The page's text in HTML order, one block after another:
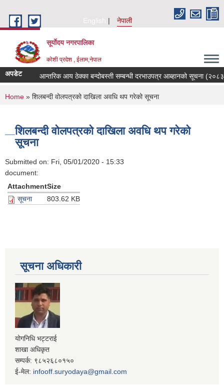
English
नेपाली
सूर्याेदय नगरपालिका
कोशी प्रदेश , ईलाम,नेपाल
अपडेट आन्तरिक आय ठेक्का बन्दोबस्ती सम्बन्धी दरभाउपत्र आब्हानको सूचना
You are here
Home » शिलबन्दी वोलपत्रको दाखिला अवधि थप गरेको सूचना
शिलबन्दी वोलपत्रको दाखिला अवधि थप गरेको
सूचना
Submitted on: Fri, 05/01/2020 - 15:33
document:
AttachmentSize
सूचना
803.62 KB
सूचना अधिकारी
योगनिधि भट्टराई
शाखा अधिकृत
सम्पर्क: ९८५२६८०१५०
ई-मेल: infooff.suryodaya@gmail.com